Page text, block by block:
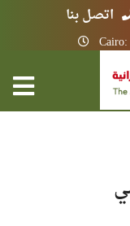
اتصل بنا